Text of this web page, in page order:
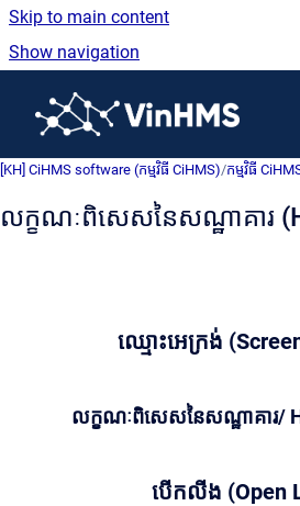
Skip to main content
Show navigation
[KH] CiHMS software (កម្មវិធី CiHMS)/កម្មវិធី
លក្ខណៈពិសេសនៃសណ្ឋាគារ
ឈ្មោះអេក្រង់
លក្ខណៈពិសេសនៃសណ្ឋាគារ/
បើកលីង (Open